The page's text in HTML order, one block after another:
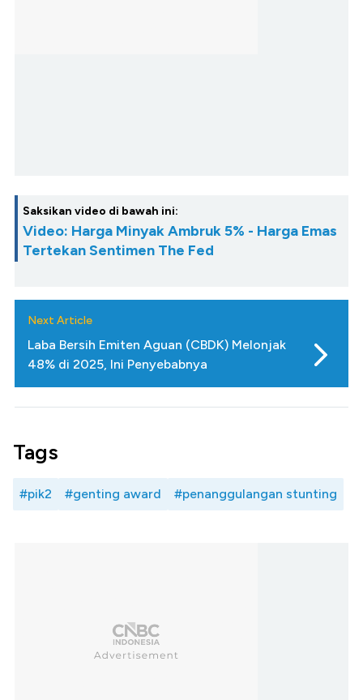
Saksikan video di bawah ini:
Video: Harga Minyak Ambruk 5% - Harga Emas
Tertekan Sentimen The Fed
Next Article
Laba Bersih Emiten Aguan (CBDK) Melonjak
48% di 2025, Ini Penyebabnya
Tags
#pik2 #genting award #penanggulangan stunting